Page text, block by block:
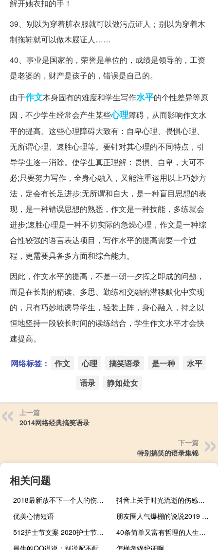
解开她衣扣的手！
39、别以为穿着脏衣服就可以做污点证人；别以为穿着木
制拖鞋就可以做木屐证人……
40、事业是国家的，荣誉是单位的，成绩是领导的，工资
是老婆的，财产是孩子的，错误是自己的。
由于作文本身固有的难度和学生写作水平的个性差异等原
因，不少学生经常会产生某些心理障碍，从而影响作文水
平的提高。这些心理障碍大致有：自卑心理、畏惧心理、
无所谓心理、速胜心理等。要针对其心理的不同特点，引
导学生逐一消除。使学生真正理解：畏惧、自卑，大可不
必;只要努力写作，全身心融入，又能注重运用以上巧妙方
法，定会有长足进步;无所谓和自大，是一种盲目思想的表
现，是一种错误思想的熟悉，作文是一种技能，多练就会
进步;速胜心理是一种不切实际的急燥心理，作文是一种综
合性较强的语言表达项目，写作水平的提高需要一个过
程，更需要具备多方面和综合能力。
因此，作文水平的提高，不是一朝一夕挥之即成的问题，
而是在长期的精读、多思、勤练相交融的潜移默化中实现
的，只有巧妙地诱导学生，轻装上阵，身心融入，持之以
恒地坚持一段较长时间的读练结合，学生作文水平才会快
速提高。
网络标签： 作文 心理 搞笑语录 是一种
水平
语录
静如处女
上一篇
2014网络经典搞笑语录
下一篇
特别搞笑的语录集锦
相关问题
2018最新放不下一个人的伤感爱情说说
抖音上关于时光流逝的伤感说说 心情很忧伤很难过的伤感说说大全
优美心情短语
朋友圈人气爆棚的说说2019 好听吸引人的微信说说
512护士节文案 2020护士节快乐说说经典大全
40条简单又富有哲理的人生句子 哪一条是你最需要的呢